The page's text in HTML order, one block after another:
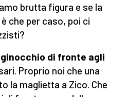
brutta figura e se la
che per caso, poi ci
di fronte agli
Proprio noi che una
la maglietta a Zico. Che